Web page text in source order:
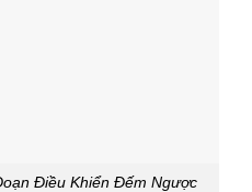
Điều Khiển Đếm Ngược